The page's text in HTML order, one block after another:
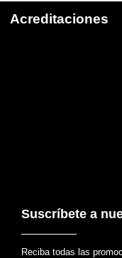
Acreditaciones
Suscríbete a
Reciba todas las